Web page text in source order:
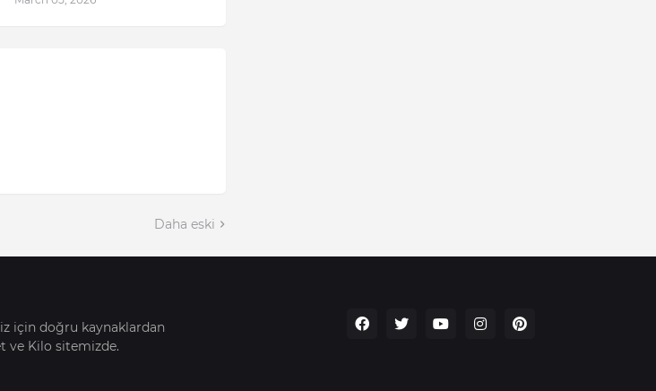
Daha eski
için doğru kaynaklardan
ve Kilo sitemizde.